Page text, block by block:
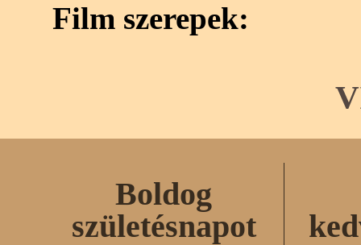
Film szerepek:
Boldog
születésnapot